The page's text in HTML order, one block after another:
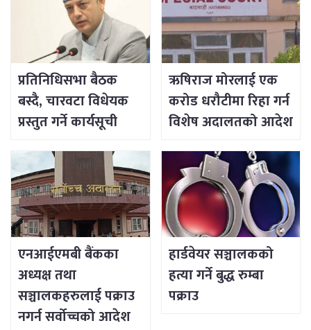
प्रतिनिधिसभा बैठक
बस्दै, चारवटा विधेयक
प्रस्तुत गर्ने कार्यसूची
ऋषिराज मोरलाई एक
करोड धरौटीमा रिहा गर्न
विशेष अदालतको आदेश
एनआईएमबी बैंकका
अध्यक्ष तथा
सञ्चालकहरुलाई पक्राउ
नगर्न सर्वोच्चको आदेश
हार्डवेयर सञ्चालकको
हत्या गर्ने बुद्ध रुम्बा
पक्राउ